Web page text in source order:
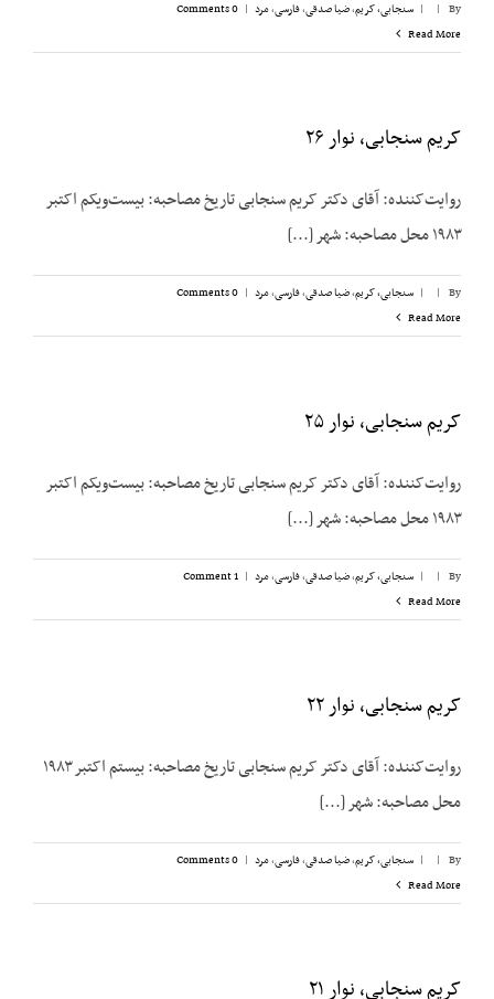
By
|
| سنجابی، کریم,ضیا صدقی,فارسی,مرد |
0 Comments
Read More
کریم سنجابی، نوار ۲۶
روایت‌‌کننده: آقای دکتر کریم سنجابی تاریخ مصاحبه: بیست‌‌ویکم اکتبر
۱۹۸۳ محل مصاحبه: شهر [...]
By
|
| سنجابی، کریم,ضیا صدقی,فارسی,مرد |
0 Comments
Read More
کریم سنجابی، نوار ۲۵
روایت‌‌کننده: آقای دکتر کریم سنجابی تاریخ مصاحبه: بیست‌‌ویکم اکتبر
۱۹۸۳ محل مصاحبه: شهر [...]
By
|
| سنجابی، کریم,ضیا صدقی,فارسی,مرد |
1 Comment
Read More
کریم سنجابی، نوار ۲۲
روایت‌‌کننده: آقای دکتر کریم سنجابی تاریخ مصاحبه: بیستم اکتبر ۱۹۸۳
محل مصاحبه: شهر [...]
By
|
| سنجابی، کریم,ضیا صدقی,فارسی,مرد |
0 Comments
Read More
کریم سنجابی، نوار ۲۱